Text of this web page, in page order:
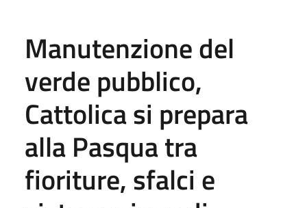
Manutenzione del
verde pubblico,
Cattolica si prepara
alla Pasqua tra
fioriture, sfalci e